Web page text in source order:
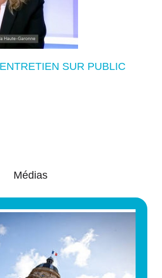
SUR PUBLIC
Médias